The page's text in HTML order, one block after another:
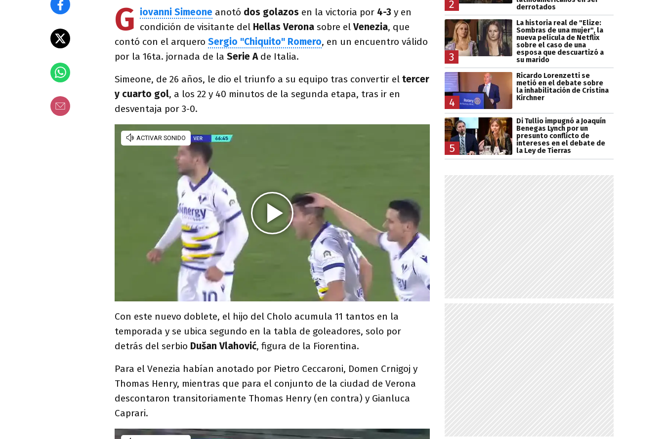
G iovanni Simeone anotó dos golazos en la victoria por 4-3 y en
condición de visitante del Hellas Verona sobre elVenezia, que
contó con el arquero Sergio "Chiquito" Romero, en un encuentro válido
por la 16ta. jornada de la Serie Ade Italia.
Simeone, de 26 años, le dio el triunfo a su equipo tras convertir el tercer
y cuarto gol, a los 22 y 40 minutos de la segunda etapa, tras ir en
desventaja por 3-0.
Con este nuevo doblete, el hijo del Cholo acumula 11 tantos en la
temporada y se ubica segundo en la tabla de goleadores, solo por
detrás del serbio Dušan Vlahović, figura de la Fiorentina.
Para el Venezia habían anotado por Pietro Ceccaroni, Domen Crnigoj y
Thomas Henry, mientras que para el conjunto de la ciudad de Verona
descontaron transitoriamente Thomas Henry (en contra) y Gianluca
Caprari.
2
derrotados
3
La historia real de "Elize:
Sombras de una mujer", la
nueva película de Netflix
sobre el caso de una
esposa que descuartizó a
su marido
4
Ricardo Lorenzetti se
metió en el debate sobre
la inhabilitación de Cristina
Kirchner
5
Di Tullio impugnó a Joaquín
Benegas Lynch por un
presunto conflicto de
intereses en el debate de
la Ley de Tierras